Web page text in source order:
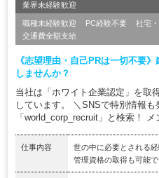
業界未経験歓迎
職種未経験歓迎 PC経験不要 社宅
交通費全額支給
《志望理由・自己PRは一切不要
しませんか？
当社は「ホワイト企業認定」を取
しています。 ＼SNSで特別情報
「world_corp_recruit」と検索！
仕事内容
世の中に必要とされる
管理資格の取得も可能で